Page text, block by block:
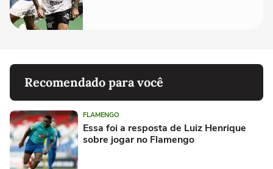
Recomendado para você
FLAMENGO
Essa foi a resposta de Luiz Henrique
sobre jogar no Flamengo